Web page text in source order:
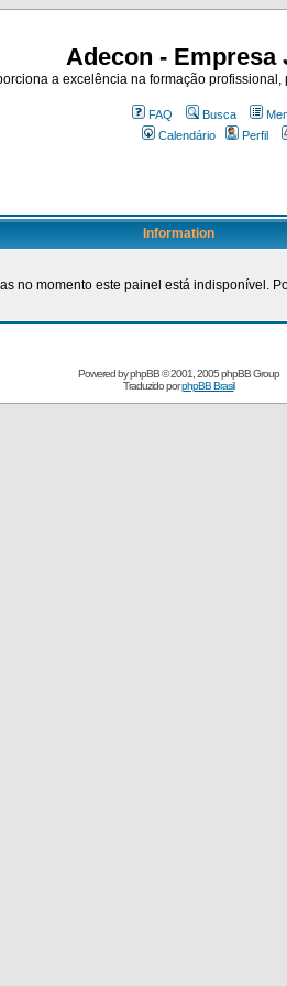
Adecon -
a excelência na formação
FAQ Busca
Calendário
Perfil
Information
no momento este painel está indisponível.
Powered byphpBB© 2001, 2005 phpBB Group
Traduzido porphpBB Brasil